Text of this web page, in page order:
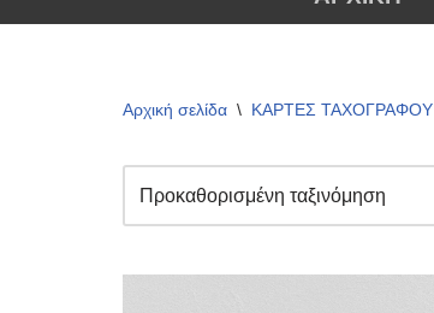
Αρχική σελίδα \ ΚΑΡΤΕΣ ΤΑΧΟΓΡΑΦΟΥ